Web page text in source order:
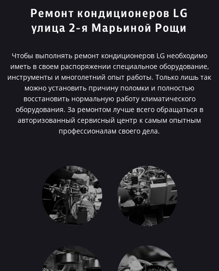
Ремонт кондиционеров LG
улица 2-я Марьиной Рощи
Чтобы выполнять ремонт кондиционеров LG необходимо
иметь в своем распоряжении специальное оборудование,
инструменты и многолетний опыт работы. Только лишь так
можно установить причину поломки и полностью
восстановить нормальную работу климатического
оборудования. За ремонтом лучше всего обращаться в
авторизованный сервисный центр к самым опытным
профессионалам своего дела.